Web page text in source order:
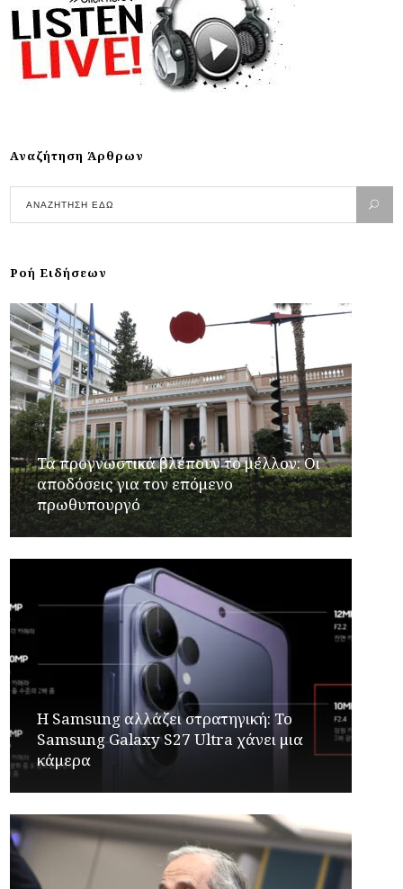
Αναζήτηση Άρθρων
Ροή Ειδήσεων
Τα προγνωστικά βλέπουν το μέλλον: Οι
αποδόσεις για τον επόμενο
πρωθυπουργό
Η Samsung αλλάζει στρατηγική: Το
Samsung Galaxy S27 Ultra χάνει μια
κάμερα